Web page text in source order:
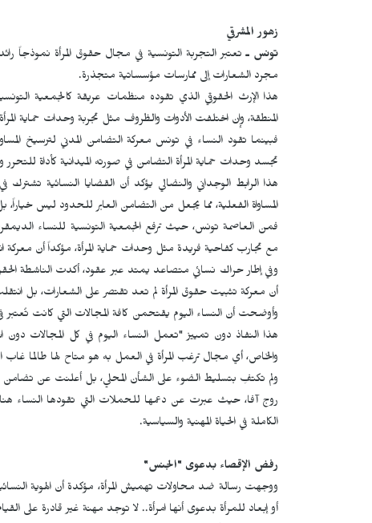
زهور المشرقي
تونس ـ تعتبر التجربة التونسية في مجال حقوق المرأة
مجرد الشعارات إلى ممارسات مؤسساتية متجذرة.
هذا الإرث الحقوقي الذي تقوده منظمات عريقة كالجمعية
المنطقة، وإن اختلفت الأدوات والظروف مثل تجربة وحدات حماية
فبينما تقود النساء في تونس معركة التضامن المدني لترسيخ
تجسد وحدات حماية المرأة التضامن في صورته الميدانية كأداة للتحرر
هذا الرابط الوجداني والنضالي يؤكد أن القضايا النسائية
المساواة الفعلية، مما يجعل من التضامن العابر للحدود ليس خياراً،
فمن العاصمة تونس، حيث ترفع الجمعية التونسية للنساء
مع تجارب كفاحية فريدة مثل وحدات حماية المرأة، مؤكداً أن معركة
وفي إطار حراك نسائي متصاعد يمتد عبر عقود، أكدت الناشطة
أن معركة تثبيت حقوق المرأة لم تعد تقتصر على الشعارات، بل
وأوضحت أن النساء اليوم يقتحمن كافة المجالات التي كانت تُعتبر
هذا النفاذ دون تمييز "تعمل النساء اليوم في كل المجالات دون
والخاص، أي مجال ترغب المرأة في العمل به هو متاح لها طالما غاب
ولم تكتفِ بتسليط الضوء على الشأن المحلي، بل أعلنت عن تضامن
روج آفا، حيث عبرت عن دعمها للحملات التي تقودها النساء
الكاملة في الحياة المهنية والسياسية.
رفض الإقصاء بدعوى "الجنس"
ووجهت رسالة ضد محاولات تهميش المرأة، مؤكدة أن الهوية
أو إبعاد للمرأة بدعوى أنها امرأة.. لا توجد مهنة غير قادرة على